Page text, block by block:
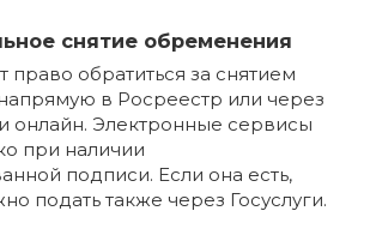
снятие обременения
обратиться за снятием
в Росреестр или через
онлайн. Электронные сервисы
при наличии
подписи. Если она есть,
подать также через Госуслуги.